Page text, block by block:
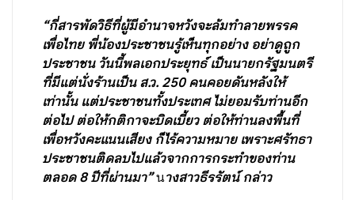
“กี่สารพัดวิธีที่ผู้มีอำนาจหวังจะล้มทำลายพรรค
เพื่อไทย พี่น้องประชาชนรู้เห็นทุกอย่าง อย่าดูถูก
ประชาชน วันนี้พลเอกประยุทธ์ เป็นนายกรัฐมนตรี
ที่มีแต่นั่งร้านเป็น ส.ว. 250 คนคอยดันหลังให้
เท่านั้น แต่ประชาชนทั้งประเทศ ไม่ยอมรับท่านอีก
ต่อไป ต่อให้กติกาจะบิดเบี้ยว ต่อให้ท่านลงพื้นที่
เพื่อหวังคะแนนเสียง ก็ไร้ความหมาย เพราะศรัทธา
ประชาชนติดลบไปแล้วจากการกระทำของท่าน
ตลอด 8 ปีที่ผ่านมา”นางสาวธีรรัตน์ กล่าว